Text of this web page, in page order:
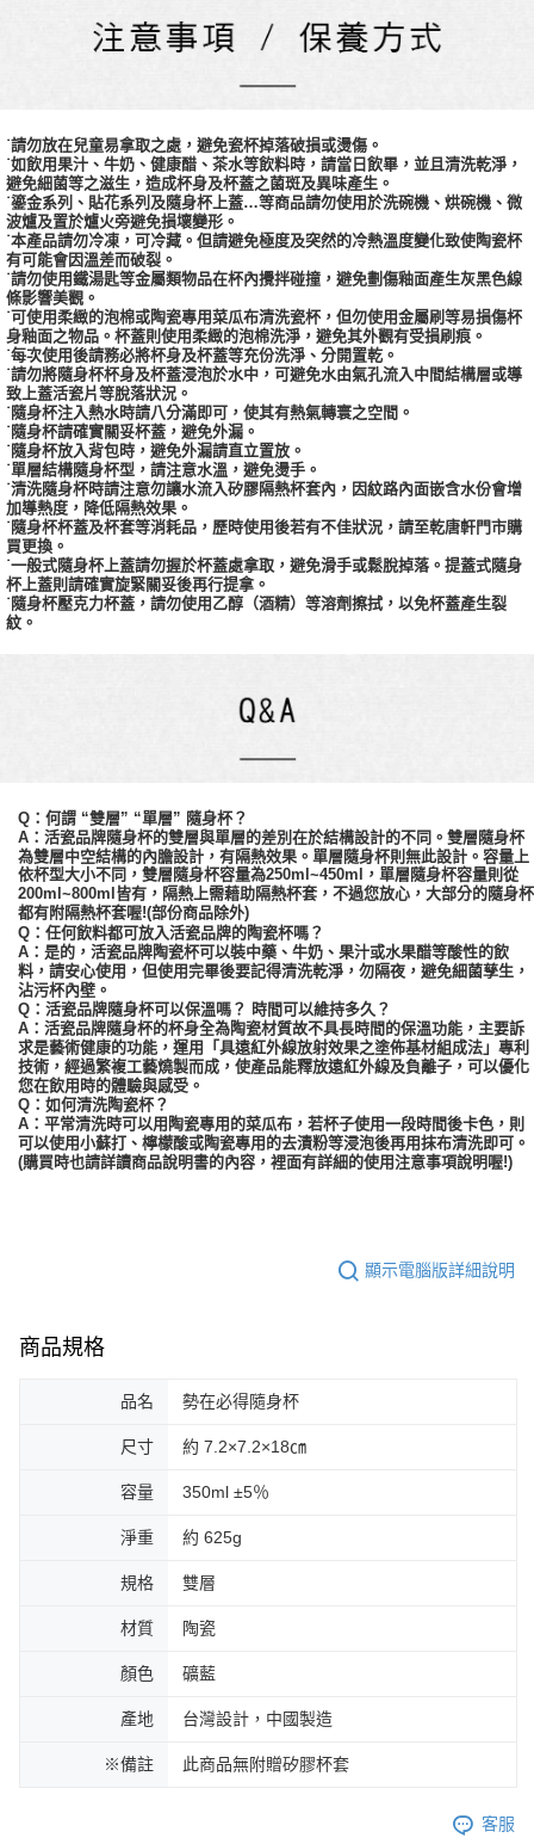
˙請勿放在兒童易拿取之處，避免瓷杯掉落破損或燙傷。
˙如飲用果汁、牛奶、健康醋、茶水等飲料時，請當日飲畢，並且清洗乾淨，
避免細菌等之滋生，造成杯身及杯蓋之菌斑及異味產生。
˙鎏金系列、貼花系列及隨身杯上蓋…等商品請勿使用於洗碗機、烘碗機、微
波爐及置於爐火旁避免損壞變形。
˙本產品請勿冷凍，可冷藏。但請避免極度及突然的冷熱溫度變化致使陶瓷杯
有可能會因溫差而破裂。
˙請勿使用鐵湯匙等金屬類物品在杯內攪拌碰撞，避免劃傷釉面產生灰黑色線
條影響美觀。
˙可使用柔緻的泡棉或陶瓷專用菜瓜布清洗瓷杯，但勿使用金屬刷等易損傷杯
身釉面之物品。杯蓋則使用柔緻的泡棉洗淨，避免其外觀有受損刷痕。
˙每次使用後請務必將杯身及杯蓋等充份洗淨、分開置乾。
˙請勿將隨身杯杯身及杯蓋浸泡於水中，可避免水由氣孔流入中間結構層或導
致上蓋活瓷片等脫落狀況。
˙隨身杯注入熱水時請八分滿即可，使其有熱氣轉寰之空間。
˙隨身杯請確實關妥杯蓋，避免外漏。
˙隨身杯放入背包時，避免外漏請直立置放。
˙單層結構隨身杯型，請注意水溫，避免燙手。
˙清洗隨身杯時請注意勿讓水流入矽膠隔熱杯套內，因紋路內面嵌含水份會增
加導熱度，降低隔熱效果。
˙隨身杯杯蓋及杯套等消耗品，歷時使用後若有不佳狀況，請至乾唐軒門市購
買更換。
˙一般式隨身杯上蓋請勿握於杯蓋處拿取，避免滑手或鬆脫掉落。提蓋式隨身
杯上蓋則請確實旋緊關妥後再行提拿。
˙隨身杯壓克力杯蓋，請勿使用乙醇（酒精）等溶劑擦拭，以免杯蓋產生裂
紋。
Q：何謂 “雙層” “單層” 隨身杯？
A：活瓷品牌隨身杯的雙層與單層的差別在於結構設計的不同。雙層隨身杯
為雙層中空結構的內膽設計，有隔熱效果。單層隨身杯則無此設計。容量上
依杯型大小不同， 雙層 隨身杯容量為250ml~450ml，單層隨身杯容量則從
200ml~800ml皆有，隔熱上需藉助隔熱杯套，不過您放心，大部分的隨身杯
都有附隔熱杯套喔!(部份商品除外)
Q：任何飲料都可放入活瓷品牌的陶瓷杯嗎？
A：是的，活瓷品牌陶瓷杯可以裝中藥、牛奶、果汁或水果醋等酸性的飲
料，請安心使用，但使用完畢後要記得清洗乾淨，勿隔夜，避免細菌孳生，
沾污杯內壁。
Q：活瓷品牌隨身杯可以保溫嗎？ 時間可以維持多久？
A：活瓷品牌隨身杯的杯身全為陶瓷材質故不具長時間的保溫功能，主要訴
求是藝術健康的功能，運用「具遠紅外線放射效果之塗佈基材組成法」專利
技術，經過繁複工藝燒製而成，使產品能釋放遠紅外線及負離子，可以優化
您在飲用時的體驗與感受。
Q：如何清洗陶瓷杯？
A：平常清洗時可以用陶瓷專用的菜瓜布，若杯子使用一段時間後卡色，則
可以使用小蘇打、檸檬酸或陶瓷專用的去漬粉等浸泡後再用抹布清洗即可。
(購買時也請詳讀商品說明書的內容，裡面有詳細的使用注意事項說明喔!)
顯示電腦版詳細說明
商品規格
品名 勢在必得隨身杯
尺寸 約 7.2×7.2×18㎝
容量 350ml ±5％
淨重 約 625g
規格 雙層
材質 陶瓷
顏色 礦藍
產地 台灣設計，中國製造
※備註 此商品無附贈矽膠杯套
客服